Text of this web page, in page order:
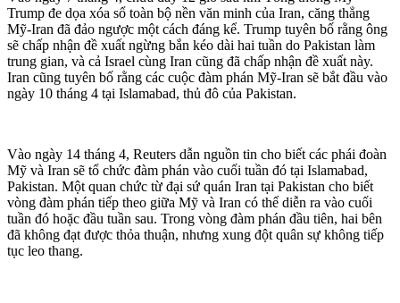
Trump đe dọa xóa sổ toàn bộ nền văn minh của Iran, căng thẳng
Mỹ-Iran đã đảo ngược một cách đáng kể. Trump tuyên bố rằng ông
sẽ chấp nhận đề xuất ngừng bắn kéo dài hai tuần do Pakistan làm
trung gian, và cả Israel cùng Iran cũng đã chấp nhận đề xuất này.
Iran cũng tuyên bố rằng các cuộc đàm phán Mỹ-Iran sẽ bắt đầu vào
ngày 10 tháng 4 tại Islamabad, thủ đô của Pakistan.
Vào ngày 14 tháng 4, Reuters dẫn nguồn tin cho biết các phái đoàn
Mỹ và Iran sẽ tổ chức đàm phán vào cuối tuần đó tại Islamabad,
Pakistan. Một quan chức từ đại sứ quán Iran tại Pakistan cho biết
vòng đàm phán tiếp theo giữa Mỹ và Iran có thể diễn ra vào cuối
tuần đó hoặc đầu tuần sau. Trong vòng đàm phán đầu tiên, hai bên
đã không đạt được thỏa thuận, nhưng xung đột quân sự không tiếp
tục leo thang.